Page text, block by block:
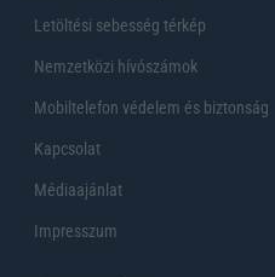
Letöltési sebesség térkép
Nemzetközi hívószámok
Mobiltelefon védelem és biztonság
Kapcsolat
Médiaajánlat
Impresszum